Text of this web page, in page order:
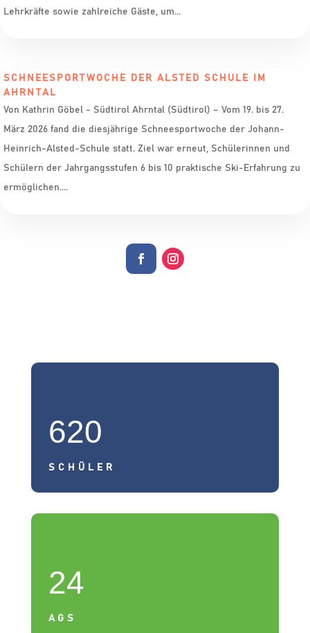
Lehrkräfte sowie zahlreiche Gäste, um...
SCHNEESPORTWOCHE DER ALSTED SCHULE IM
AHRNTAL
Von Kathrin Göbel - Südtirol Ahrntal (Südtirol) – Vom 19. bis 27.
März 2026 fand die diesjährige Schneesportwoche der Johann-
Heinrich-Alsted-Schule statt. Ziel war erneut, Schülerinnen und
Schülern der Jahrgangsstufen 6 bis 10 praktische Ski-Erfahrung zu
ermöglichen....
620
SCHÜLER
24
AGS